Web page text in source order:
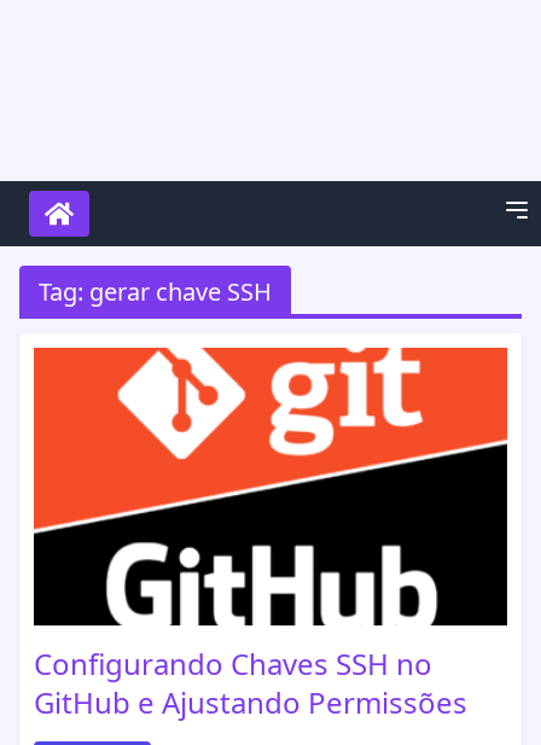
Tag: gerar chave SSH
Configurando Chaves SSH no
GitHub e Ajustando Permissões